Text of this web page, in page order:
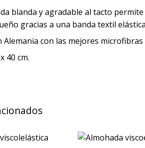
blanda y agradable al tacto
gracias a una banda textil
Alemania con las mejores
40 cm.